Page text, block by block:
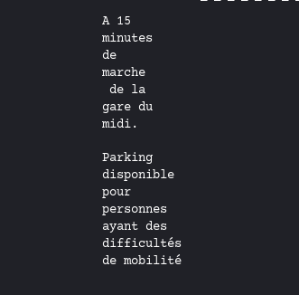
A 15
minutes
de
marche
de la
gare du
midi.
Parking
disponible
pour
personnes
ayant des
difficultés
de mobilité